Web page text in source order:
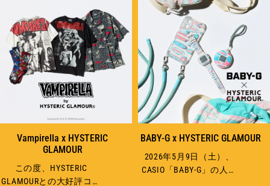
Vampirella x HYSTERIC
GLAMOUR
この度、HYSTERIC
GLAMOURとの大好評コラ
BABY-G x HYSTERIC GLAMOUR
2026年5月9日（土）、
CASIO「BABY-G」の人気